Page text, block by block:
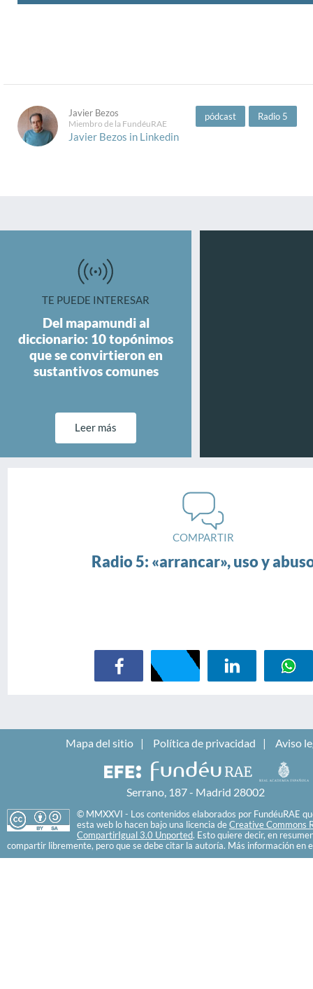
Javier Bezos
Miembro de la FundéuRAE
Javier Bezos in Linkedin
pódcast Radio 5
TE PUEDE INTERESAR
Del mapamundi al
diccionario: 10 topónimos
que se convirtieron en
sustantivos comunes
Leer más
COMPARTIR
Radio 5: «arrancar», uso y
Mapa del sitio Política de privacidad Aviso
Serrano, 187 - Madrid 28002
© MMXXVI - Los contenidos elaborados por FundéuRAE
esta web lo hacen bajo una licencia de Creative Commons
CompartirIgual 3.0 Unported. Esto quiere decir, en
compartir libremente, pero que se debe citar la autoría. Más información en